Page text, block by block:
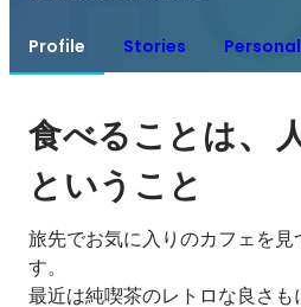
Profile Stories
食べることは、
ということ
旅先でお気に入りのカフェを見
す。
最近は純喫茶のレトロな良さも